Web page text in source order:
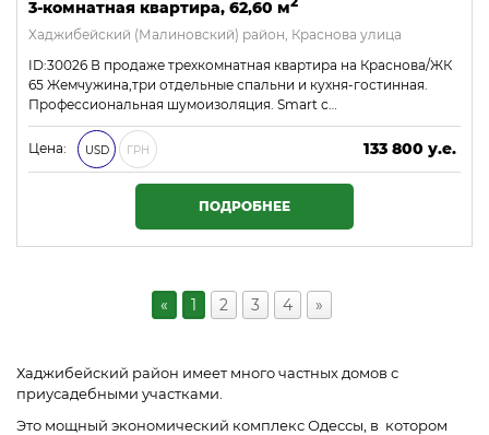
3-комнатная квартира, 62,60 м
Хаджибейский (Малиновский) район, Краснова улица
ID:30026 В продаже трехкомнатная квартира на Краснова/ЖК
65 Жемчужина,три отдельные спальни и кухня-гостинная.
Профессиональная шумоизоляция. Smart с…
Цена: USD ГРН
133 800 у.е.
5 753 400 ₴
ПОДРОБНЕЕ
« 1 2 3 4 »
Хаджибейский район имеет много частных домов с
приусадебными участками.
Это мощный экономический комплекс Одессы, в котором